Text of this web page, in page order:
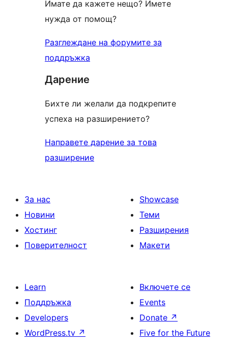
Имате да кажете нещо? Имете
нужда от помощ?
Разглеждане на форумите за
поддръжка
Дарение
Бихте ли желали да подкрепите
успеха на разширението?
Направете дарение за това
разширение
За нас
Новини
Хостинг
Поверителност
Showcase
Теми
Разширения
Макети
Learn
Поддръжка
Developers
WordPress.tv ↗
Включете се
Events
Donate ↗
Five for the Future